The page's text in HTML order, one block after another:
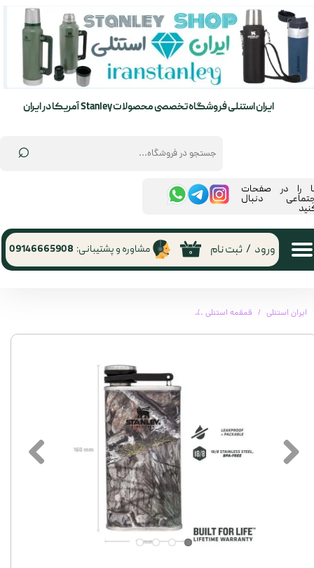
⌕
ایران استنلی فروشگاه تخصصی محصولات Stanley آمریکا در ایران
۰ ورود / ثبت نام
حساب کاربری من
تغییر گذر واژه
مشاوره و پشتیبانی: 09146665908
را در صفحات
دنبال
ایران استنلی قمقمه استنلی